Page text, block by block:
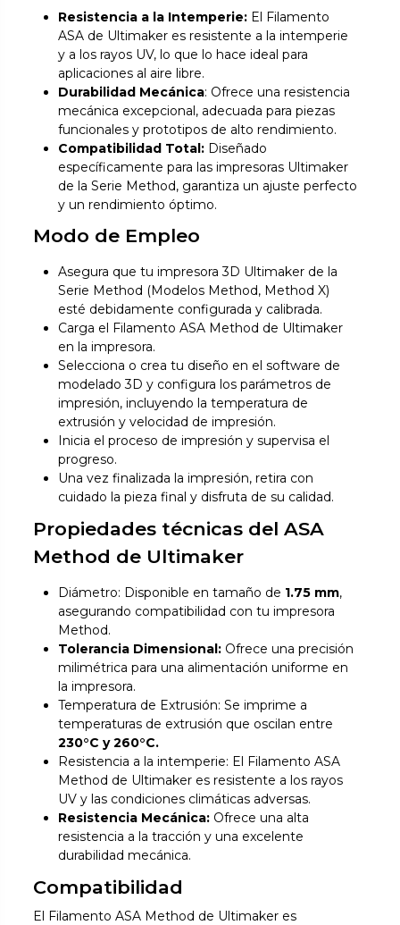
Resistencia a la Intemperie: El Filamento
ASA de Ultimaker es resistente a la intemperie
y a los rayos UV, lo que lo hace ideal para
aplicaciones al aire libre.
Durabilidad Mecánica: Ofrece una resistencia
mecánica excepcional, adecuada para piezas
funcionales y prototipos de alto rendimiento.
Compatibilidad Total: Diseñado
específicamente para las impresoras Ultimaker
de la Serie Method, garantiza un ajuste perfecto
y un rendimiento óptimo.
Modo de Empleo
Asegura que tu impresora 3D Ultimaker de la
Serie Method (Modelos Method, Method X)
esté debidamente configurada y calibrada.
Carga el Filamento ASA Method de Ultimaker
en la impresora.
Selecciona o crea tu diseño en el software de
modelado 3D y configura los parámetros de
impresión, incluyendo la temperatura de
extrusión y velocidad de impresión.
Inicia el proceso de impresión y supervisa el
progreso.
Una vez finalizada la impresión, retira con
cuidado la pieza final y disfruta de su calidad.
Propiedades técnicas del ASA
Method de Ultimaker
Diámetro: Disponible en tamaño de 1.75 mm,
asegurando compatibilidad con tu impresora
Method.
Tolerancia Dimensional: Ofrece una precisión
milimétrica para una alimentación uniforme en
la impresora.
Temperatura de Extrusión: Se imprime a
temperaturas de extrusión que oscilan entre
230°C y 260°C.
Resistencia a la intemperie: El Filamento ASA
Method de Ultimaker es resistente a los rayos
UV y las condiciones climáticas adversas.
Resistencia Mecánica: Ofrece una alta
resistencia a la tracción y una excelente
durabilidad mecánica.
Compatibilidad
El Filamento ASA Method de Ultimaker es